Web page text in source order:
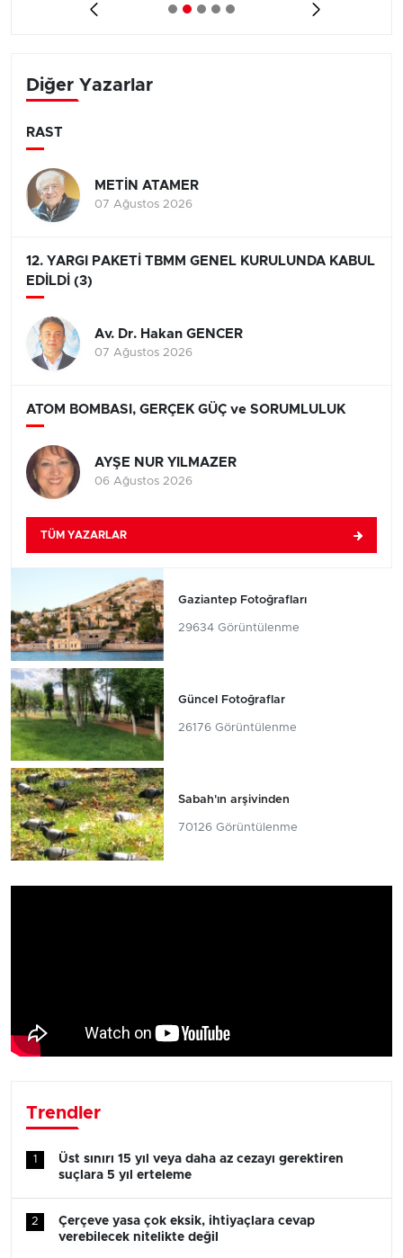
Diğer Yazarlar
RAST
METİN ATAMER
07 Ağustos 2026
12. YARGI PAKETİ TBMM GENEL KURULUNDA KABUL
EDİLDİ (3)
Av. Dr. Hakan GENCER
07 Ağustos 2026
ATOM BOMBASI, GERÇEK GÜÇ ve SORUMLULUK
AYŞE NUR YILMAZER
06 Ağustos 2026
TÜM YAZARLAR
Gaziantep Fotoğrafları
29634 Görüntülenme
Güncel Fotoğraflar
26176 Görüntülenme
Sabah'ın arşivinden
70126 Görüntülenme
Trendler
1
Üst sınırı 15 yıl veya daha az cezayı gerektiren
suçlara 5 yıl erteleme
2
Çerçeve yasa çok eksik, ihtiyaçlara cevap
verebilecek nitelikte değil